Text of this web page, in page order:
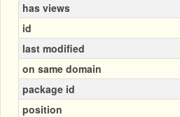
has views
id
last modified
on same domain
package id
position